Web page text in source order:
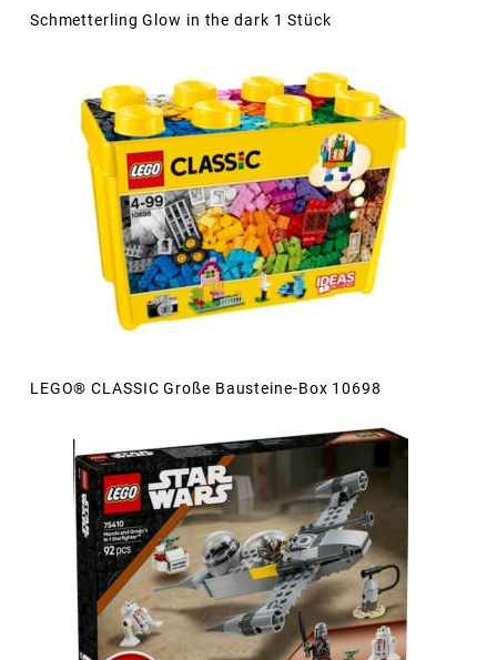
Schmetterling Glow in the dark 1 Stück
LEGO® CLASSIC Große Bausteine-Box 10698